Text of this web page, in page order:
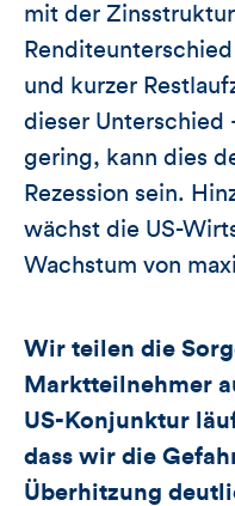
mit der
und kurzer
dieser Unterschied
gering, kann dies
Rezession sein.
wächst die US-
Wachstum von
Wir teilen die
Marktteilnehmer
US-Konjunktur
dass wir die
Überhitzung